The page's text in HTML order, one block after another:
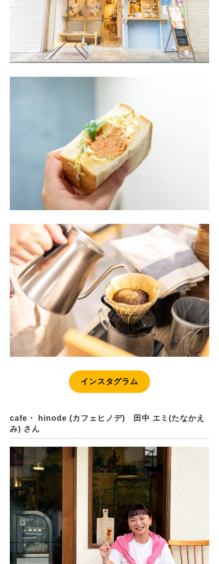
インスタグラム
cafe・ hinode (カフェヒノデ) 田中 エミ(たなかえ
み) さん